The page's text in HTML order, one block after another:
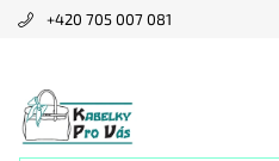
+420 705 007 081